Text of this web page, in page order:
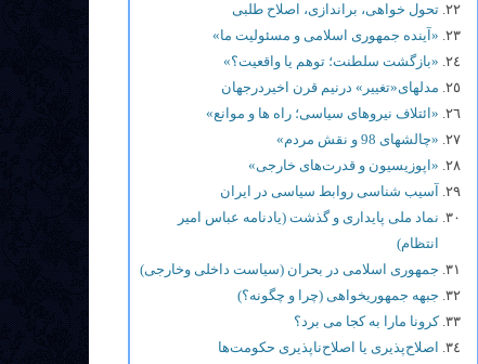
تحول خواهی، براندازی، اصلاح طلبی
«آینده جمهوری اسلامی و مسئولیت ما»
«بازگشت سلطنت؛ توهم یا واقعیت؟»
مدلهای«تغییر» درنیم قرن اخیردرجهان
«ائتلاف نیروهای سیاسی؛ راه ها و موانع»
«چالشهای 98 و نقش مردم»
«اپوزیسیون و قدرت‌های خارجی»
آسیب شناسی روابط سیاسی در ایران
نماد ملی پایداری و گذشت (یادنامه عباس امیر
انتظام)
جمهوری اسلامی در بحران (سیاست داخلی وخارجی)
جبهه جمهوریخواهی (چرا و چگونه؟)
کرونا مارا به کجا می برد؟
اصلاح‌پذیری یا اصلاح‌ناپذیری حکومت‌ها